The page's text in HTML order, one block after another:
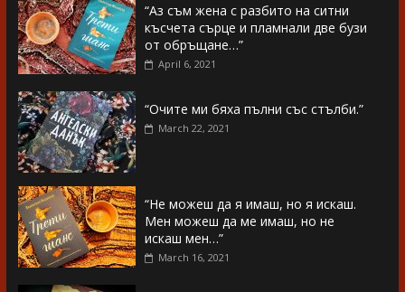
“Аз съм жена с разбито на ситни
късчета сърце и пламнали две бузи
от обръщане…”
April 6, 2021
“Очите ми бяха пълни със стълби.”
March 22, 2021
“Не можеш да я имаш, но я искаш.
Мен можеш да ме имаш, но не
искаш мен…”
March 16, 2021